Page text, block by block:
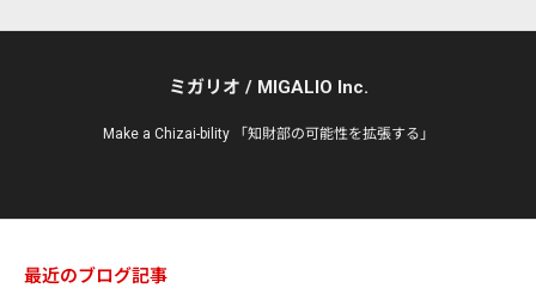
ミガリオ / MIGALIO Inc.
Make a Chizai-bility 「知財部の可能性を拡張する」
最近のブログ記事